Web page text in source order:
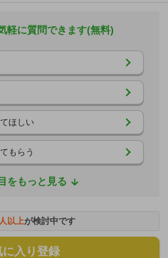
軽に質問できます(無料)
ほしい
もらう
をもっと見る
以上が検討中です
に入り登録